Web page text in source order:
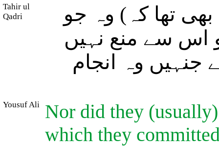
Tahir ul
Qadri
تھا کہ) وہ جو
اس سے منع نہیں
جنہیں وہ انجام
Yousuf Ali
Nor did they
which they